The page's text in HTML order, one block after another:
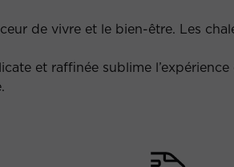
de vivre et le bien-être. Les
et raffinée sublime